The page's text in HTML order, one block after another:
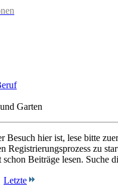
Garten
Besuch hier ist, lese bitte
Registrierungsprozess zu
Beiträge lesen. Suche
Letzte